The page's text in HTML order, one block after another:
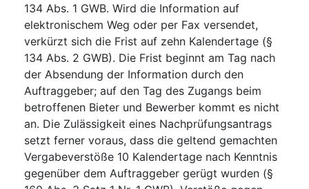
134 Abs. 1 GWB. Wird die Information auf
elektronischem Weg oder per Fax versendet,
verkürzt sich die Frist auf zehn Kalendertage (§
134 Abs. 2 GWB). Die Frist beginnt am Tag nach
der Absendung der Information durch den
Auftraggeber; auf den Tag des Zugangs beim
betroffenen Bieter und Bewerber kommt es nicht
an. Die Zulässigkeit eines Nachprüfungsantrags
setzt ferner voraus, dass die geltend gemachten
Vergabeverstöße 10 Kalendertage nach Kenntnis
gegenüber dem Auftraggeber gerügt wurden (§